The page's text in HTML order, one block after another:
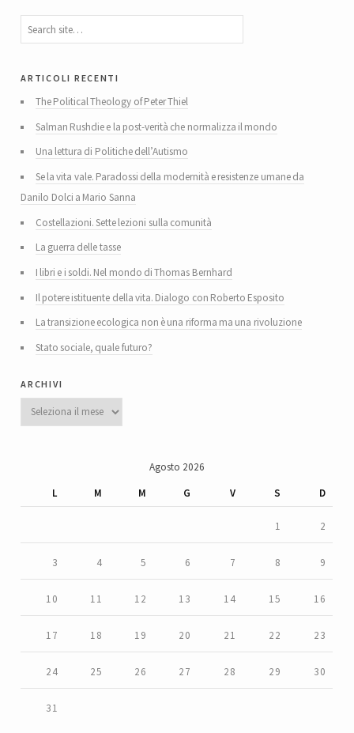
articoli recenti
The Political Theology of Peter Thiel
Salman Rushdie e la post-verità che normalizza il mondo
Una lettura di Politiche dell’Autismo
Se la vita vale. Paradossi della modernità e resistenze umane da
Danilo Dolci a Mario Sanna
Costellazioni. Sette lezioni sulla comunità
La guerra delle tasse
I libri e i soldi. Nel mondo di Thomas Bernhard
Il potere istituente della vita. Dialogo con Roberto Esposito
La transizione ecologica non è una riforma ma una rivoluzione
Stato sociale, quale futuro?
archivi
Archivi
Agosto 2026
L
M M G V S D
1 2
3 4 5 6 7 8 9
10 11 12 13 14 15 16
17 18 19 20 21 22 23
24 25 26 27 28 29 30
31